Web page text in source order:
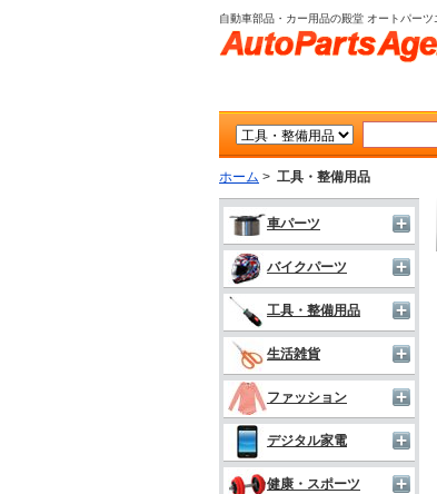
自動車部品・カー用品の殿堂 オートパーツ
ホーム > 工具・整備用品
車パーツ
バイクパーツ
工具・整備用品
生活雑貨
ファッション
デジタル家電
健康・スポーツ